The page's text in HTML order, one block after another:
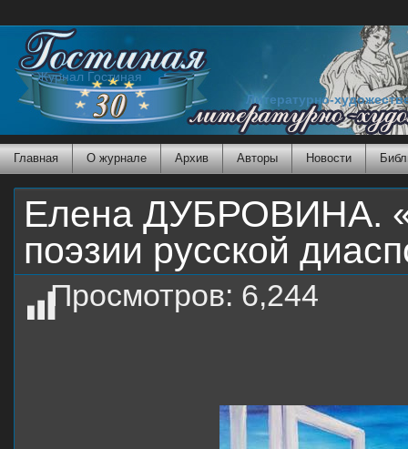
Журнал Гостиная
Литературно-
Главная О журнале Архив Авторы Новости
Елена ДУБРОВИНА.
поэзии русской
Просмотров: 6,244